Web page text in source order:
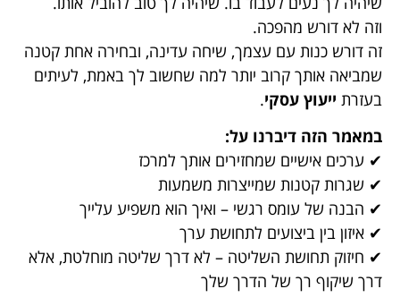
וזה לא דורש מהפכה.
זה דורש כנות עם עצמך, שיחה עדינה, ובחירה אחת קטנה
שמביאה אותך קרוב יותר למה שחשוב לך באמת, לעיתים
בעזרת ייעוץ עסקי.
במאמר הזה דיברנו על:
✔ ערכים אישיים שמחזירים אותך למרכז
✔ שגרות קטנות שמייצרות משמעות
✔ הבנה של עומס רגשי – ואיך הוא משפיע עלייך
✔ איזון בין ביצועים לתחושת ערך
✔ חיזוק תחושת השליטה – לא דרך שליטה מוחלטת, אלא
דרך שיקוף רך של הדרך שלך